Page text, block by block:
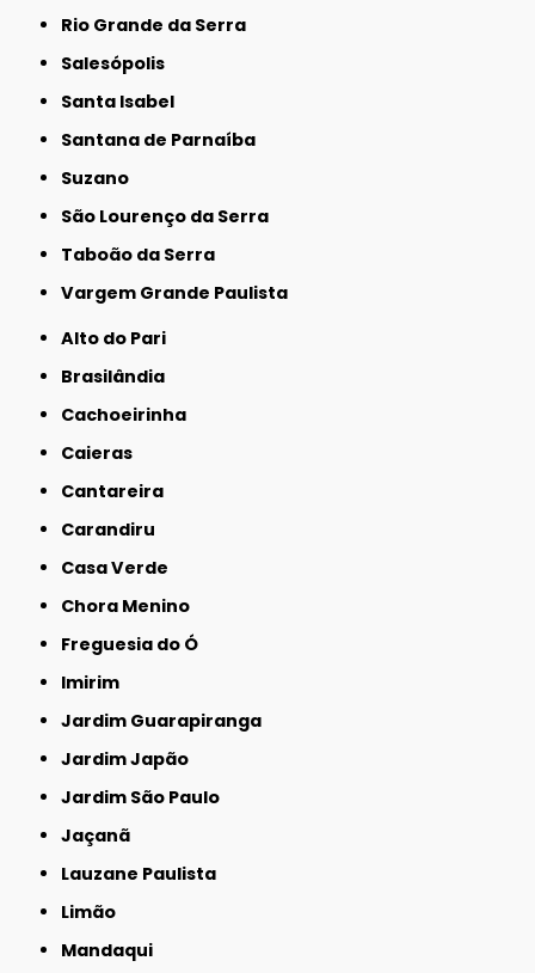
Rio Grande da Serra
Salesópolis
Santa Isabel
Santana de Parnaíba
Suzano
São Lourenço da Serra
Taboão da Serra
Vargem Grande Paulista
Alto do Pari
Brasilândia
Cachoeirinha
Caieras
Cantareira
Carandiru
Casa Verde
Chora Menino
Freguesia do Ó
Imirim
Jardim Guarapiranga
Jardim Japão
Jardim São Paulo
Jaçanã
Lauzane Paulista
Limão
Mandaqui